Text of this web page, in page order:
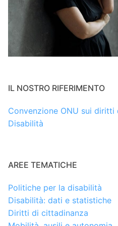
IL NOSTRO RIFERIMENTO
Convenzione ONU sui diritti
Disabilità
AREE TEMATICHE
Politiche per la disabilità
Disabilità: dati e statistiche
Diritti di cittadinanza